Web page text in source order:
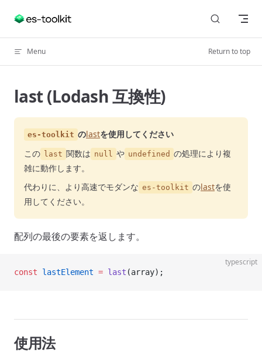
Skip to content
Menu Return to top
last (Lodash 互換性)
es-toolkit のlastを使用してください
この last 関数は null や undefined の処理により複
雑に動作します。
代わりに、より高速でモダンな es-toolkit のlastを使
用してください。
配列の最後の要素を返します。
typescript
const lastElement = last (array);
使用法